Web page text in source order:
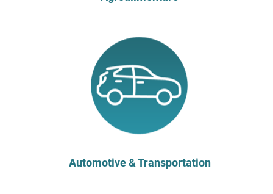
Automotive & Transportation